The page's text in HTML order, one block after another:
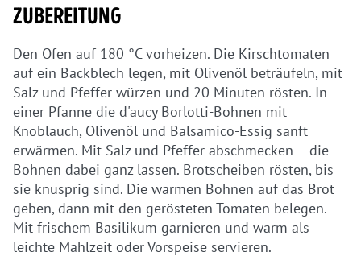
ZUBEREITUNG
Den Ofen auf 180 °C vorheizen. Die Kirschtomaten
auf ein Backblech legen, mit Olivenöl beträufeln, mit
Salz und Pfeffer würzen und 20 Minuten rösten. In
einer Pfanne die d'aucy Borlotti-Bohnen mit
Knoblauch, Olivenöl und Balsamico-Essig sanft
erwärmen. Mit Salz und Pfeffer abschmecken – die
Bohnen dabei ganz lassen. Brotscheiben rösten, bis
sie knusprig sind. Die warmen Bohnen auf das Brot
geben, dann mit den gerösteten Tomaten belegen.
Mit frischem Basilikum garnieren und warm als
leichte Mahlzeit oder Vorspeise servieren.